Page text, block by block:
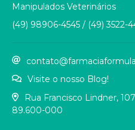
Manipulados Veterinários
(49) 98906-4545 / (49) 3522-
Visite o nosso Blog!
Rua Francisco Lindner,
89.600-000